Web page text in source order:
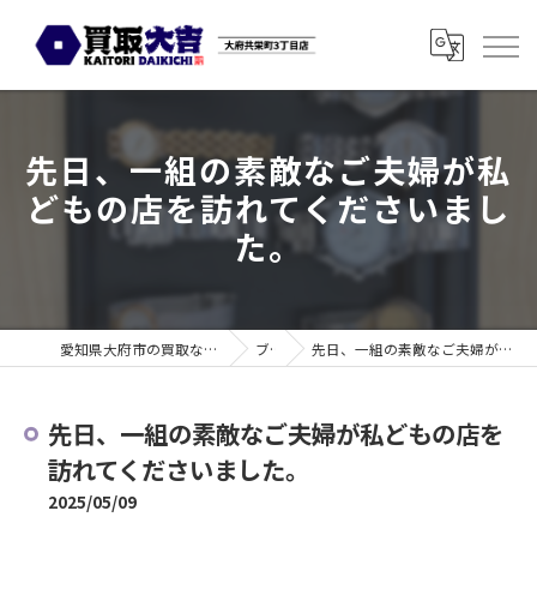
先日、一組の素敵なご夫婦が私
どもの店を訪れてくださいまし
た。
愛知県大府市の買取なら買取大吉 大府共栄町3丁目店 ブログ 先日、一組の素敵なご夫婦が私どもの店を訪れてくださいました。
先日、一組の素敵なご夫婦が私どもの店を
訪れてくださいました。
2025/05/09